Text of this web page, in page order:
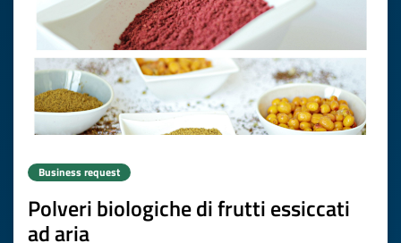
Business request
Polveri biologiche di frutti essiccati
ad aria